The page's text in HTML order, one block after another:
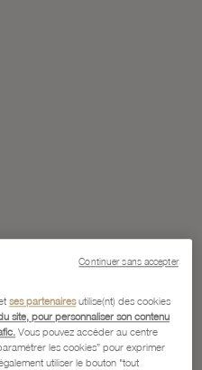
ses partenairesutilise(nt) des cookies
site, pour personnaliser son contenu
Vous pouvez accéder au centre
les cookies” pour exprimer
utiliser le bouton "tout
Continuer sans accepter